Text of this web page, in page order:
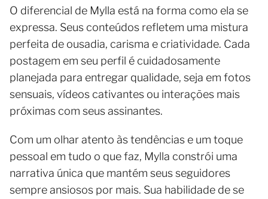
O diferencial de Mylla está na forma como ela se
expressa. Seus conteúdos refletem uma mistura
perfeita de ousadia, carisma e criatividade. Cada
postagem em seu perfil é cuidadosamente
planejada para entregar qualidade, seja em fotos
sensuais, vídeos cativantes ou interações mais
próximas com seus assinantes.
Com um olhar atento às tendências e um toque
pessoal em tudo o que faz, Mylla constrói uma
narrativa única que mantém seus seguidores
sempre ansiosos por mais. Sua habilidade de se